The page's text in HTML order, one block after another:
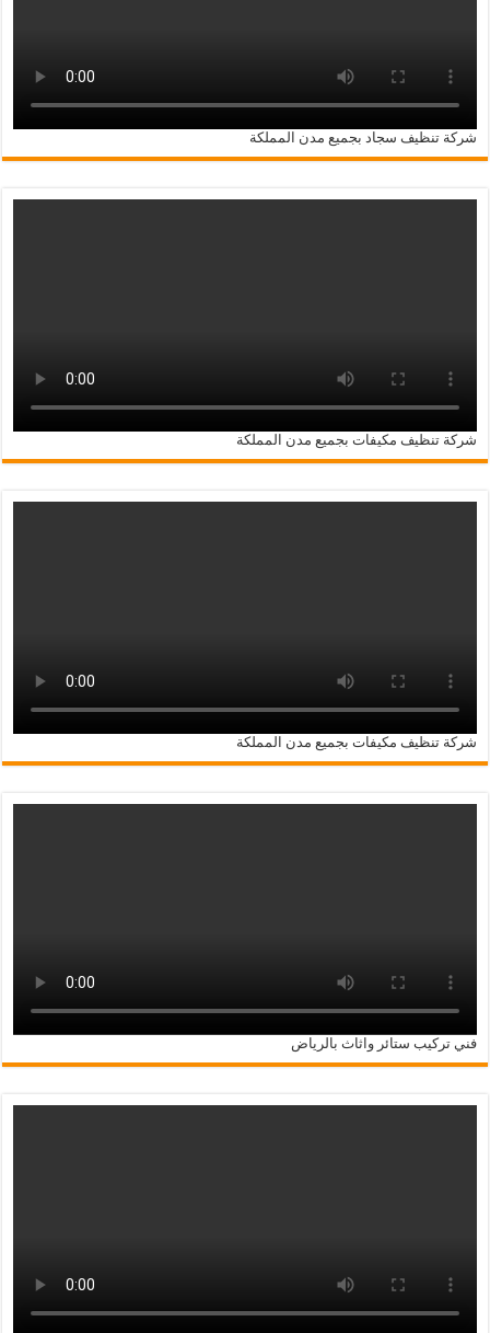
شركة تنظيف سجاد بجميع مدن المملكة
شركة تنظيف مكيفات بجميع مدن المملكة
شركة تنظيف مكيفات بجميع مدن المملكة
فني تركيب ستائر واثاث بالرياض